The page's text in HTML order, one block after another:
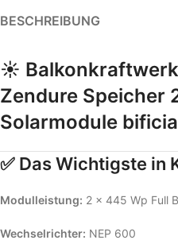
BESCHREIBUNG
☀️
Zendure Speicher
Solarmodule
✅ Das Wichtigste in
Modulleistung: 2 × 445 Wp Full
Wechselrichter: NEP 600